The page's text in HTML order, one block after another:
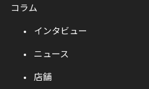
コラム
インタビュー
ニュース
店舗